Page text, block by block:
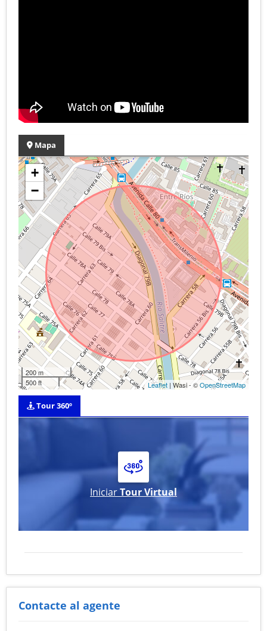
Mapa
+
−
200 m
500 ft
Leaflet | Wasi - ©OpenStreetMap
Tour 360º
IniciarTour Virtual
Contacte al agente